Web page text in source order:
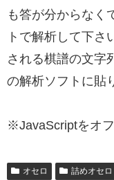
も答が分からなく
トで解析して下さ
される棋譜の文字
の解析ソフトに貼
※JavaScriptをオ
オセロ 詰めオセロ